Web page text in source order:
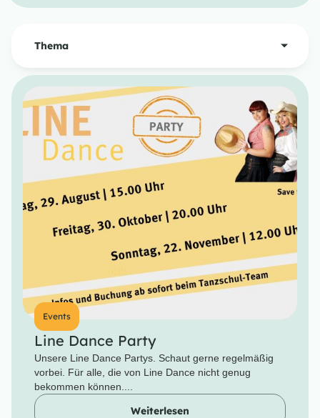
Thema
Events
Line Dance Party
Unsere Line Dance Partys. Schaut gerne regelmäßig
vorbei. Für alle, die von Line Dance nicht genug
bekommen können....
Weiterlesen